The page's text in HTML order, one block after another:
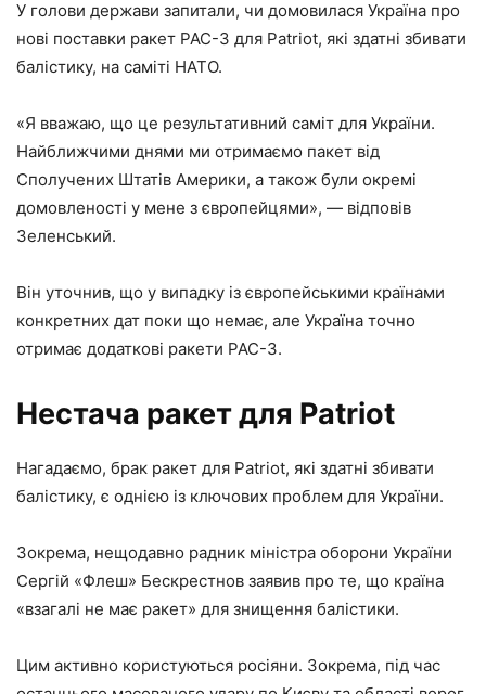
У голови держави запитали, чи домовилася Україна про
нові поставки ракет PAC-3 для Patriot, які здатні збивати
балістику, на саміті НАТО.
«Я вважаю, що це результативний саміт для України.
Найближчими днями ми отримаємо пакет від
Сполучених Штатів Америки, а також були окремі
домовленості у мене з європейцями», — відповів
Зеленський.
Він уточнив, що у випадку із європейськими країнами
конкретних дат поки що немає, але Україна точно
отримає додаткові ракети PAC-3.
Нестача ракет для Patriot
Нагадаємо, брак ракет для Patriot, які здатні збивати
балістику, є однією із ключових проблем для України.
Зокрема, нещодавно радник міністра оборони України
Сергій «Флеш» Бескрестнов заявив про те, що країна
«взагалі не має ракет» для знищення балістики.
Цим активно користуються росіяни. Зокрема, під час